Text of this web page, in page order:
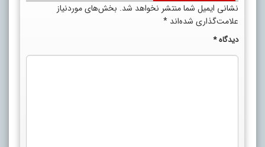
نشانی ایمیل شما منتشر نخواهد شد. بخش‌های موردنیاز
علامت‌گذاری شده‌اند *
دیدگاه*